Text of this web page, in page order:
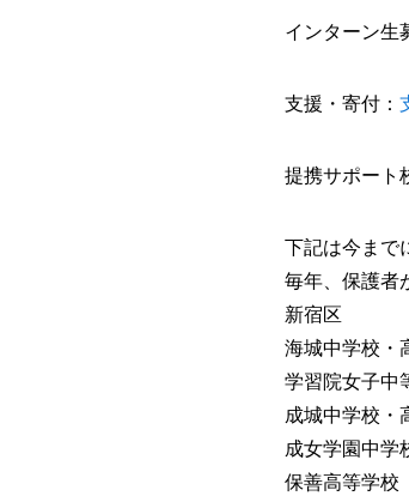
インターン生
支援・寄付：
提携サポート
下記は今まで
毎年、保護者
新宿区
海城中学校・
学習院女子中
成城中学校・
成女学園中学
保善高等学校